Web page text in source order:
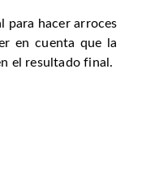
para hacer arroces
en cuenta que la
el resultado final.